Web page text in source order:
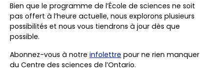
Bien que le programme de l’École de sciences ne soit
pas offert à l’heure actuelle, nous explorons plusieurs
possibilités et nous vous tiendrons à jour dès que
possible.
Abonnez-vous à notre infolettre pour ne rien manquer
du Centre des sciences de l’Ontario.